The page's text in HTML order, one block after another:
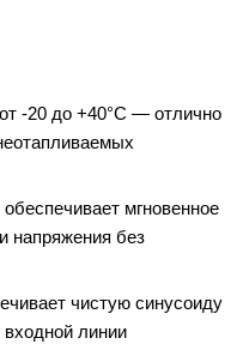
-20 до +40°C — отлично
мгновенное
напряжения без
чистую синусоиду
линии